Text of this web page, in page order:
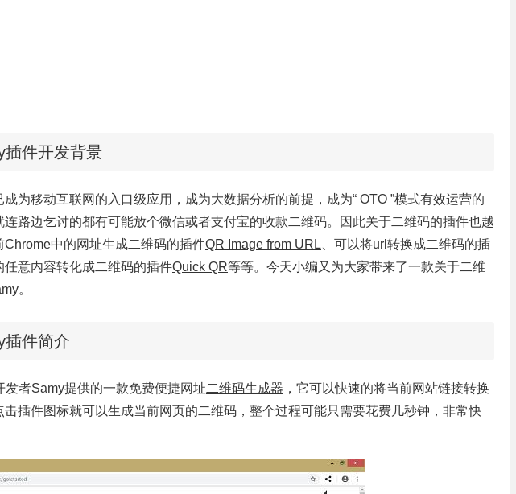
插件开发背景
为移动互联网的入口级应用，成为大数据分析的前提，成为“ OTO ”模式有效运营的
路边乞讨的都有可能放个微信或者支付宝的收款二维码。因此关于二维码的插件也越
中的网址生成二维码的插件QR Image from URL 、可以将url转换成二维码的插
任意内容转化成二维码的插件Quick QR等等。今天小编又为大家带来了一款关于二维
。
插件简介
发者Samy提供的一款免费便捷网址二维码生成器 ，它可以快速的将当前网站链接转换
击插件图标就可以生成当前网页的二维码，整个过程可能只需要花费几秒钟，非常快